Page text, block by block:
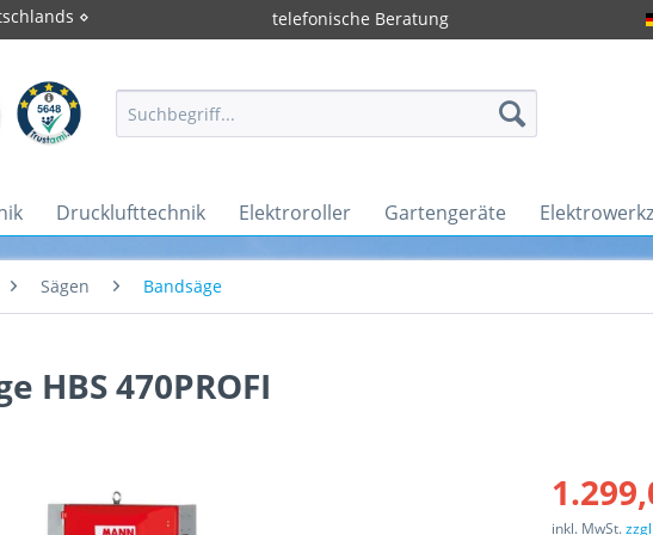
⋄ telefonische Beratung
Drucklufttechnik Elektroroller Gartengeräte
Sägen Bandsäge
HBS 470PROFI
inkl. MwSt.